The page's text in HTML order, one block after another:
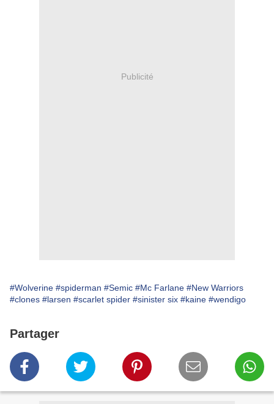
Publicité
#Wolverine #spiderman #Semic #Mc Farlane #New Warriors
#clones #larsen #scarlet spider #sinister six #kaine #wendigo
Partager